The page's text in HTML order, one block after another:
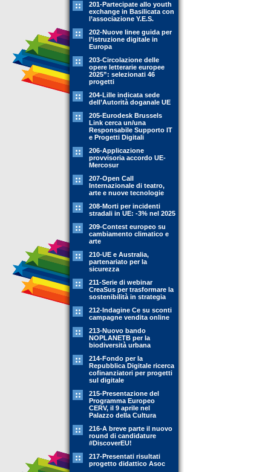
201-Partecipate allo youth
exchange in Basilicata con
l’associazione Y.E.S.
202-Nuove linee guida per
l’istruzione digitale in
Europa
203-Circolazione delle
opere letterarie europee
2025”: selezionati 46
progetti
204-Lille indicata sede
dell’Autorità doganale UE
205-Eurodesk Brussels
Link cerca un/una
Responsabile Supporto IT
e Progetti Digitali
206-Applicazione
provvisoria accordo UE-
Mercosur
207-Open Call
Internazionale di teatro,
arte e nuove tecnologie
208-Morti per incidenti
stradali in UE: -3% nel 2025
209-Contest europeo su
cambiamento climatico e
arte
210-UE e Australia,
partenariato per la
sicurezza
211-Serie di webinar
CreaSus per trasformare la
sostenibilità in strategia
212-Indagine Ce su sconti
campagne vendita online
213-Nuovo bando
NOPLANETB per la
biodiversità urbana
214-Fondo per la
Repubblica Digitale ricerca
cofinanziatori per progetti
sul digitale
215-Presentazione del
Programma Europeo
CERV, il 9 aprile nel
Palazzo della Cultura
216-A breve parte il nuovo
round di candidature
#DiscoverEU!
217-Presentati risultati
progetto didattico Asoc